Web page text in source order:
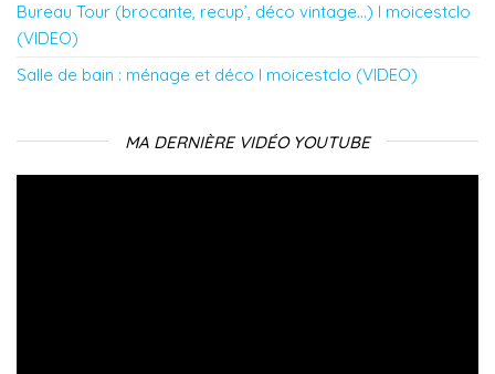
Bureau Tour (brocante, recup’, déco vintage…) l moicestclo
(VIDEO)
Salle de bain : ménage et déco l moicestclo (VIDEO)
MA DERNIÈRE VIDÉO YOUTUBE